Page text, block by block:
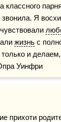
классного
Я
жизнь с
и
Уинфри
прихоти